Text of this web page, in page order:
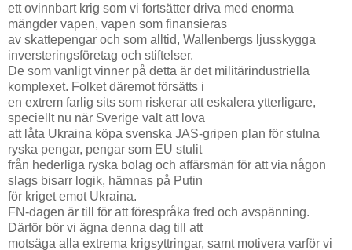
ett ovinnbart krig som vi fortsätter driva med enorma
mängder vapen, vapen som finansieras
av skattepengar och som alltid, Wallenbergs ljusskygga
inversteringsföretag och stiftelser.
De som vanligt vinner på detta är det militärindustriella
komplexet. Folket däremot försätts i
en extrem farlig sits som riskerar att eskalera ytterligare,
speciellt nu när Sverige valt att lova
att låta Ukraina köpa svenska JAS-gripen plan för stulna
ryska pengar, pengar som EU stulit
från hederliga ryska bolag och affärsmän för att via någon
slags bisarr logik, hämnas på Putin
för kriget emot Ukraina.
FN-dagen är till för att förespråka fred och avspänning.
Därför bör vi ägna denna dag till att
motsäga alla extrema krigsyttringar, samt motivera varför vi